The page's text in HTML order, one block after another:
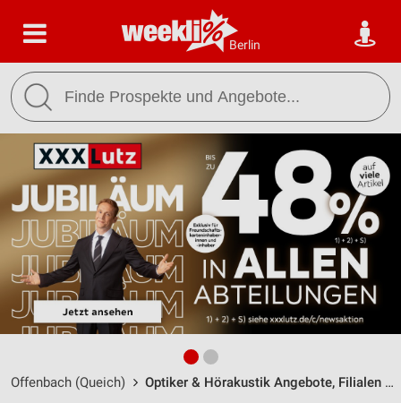
Berlin
Offenbach (Queich) Optiker & Hörakustik Angebote, Filialen & Öffnungszeiten